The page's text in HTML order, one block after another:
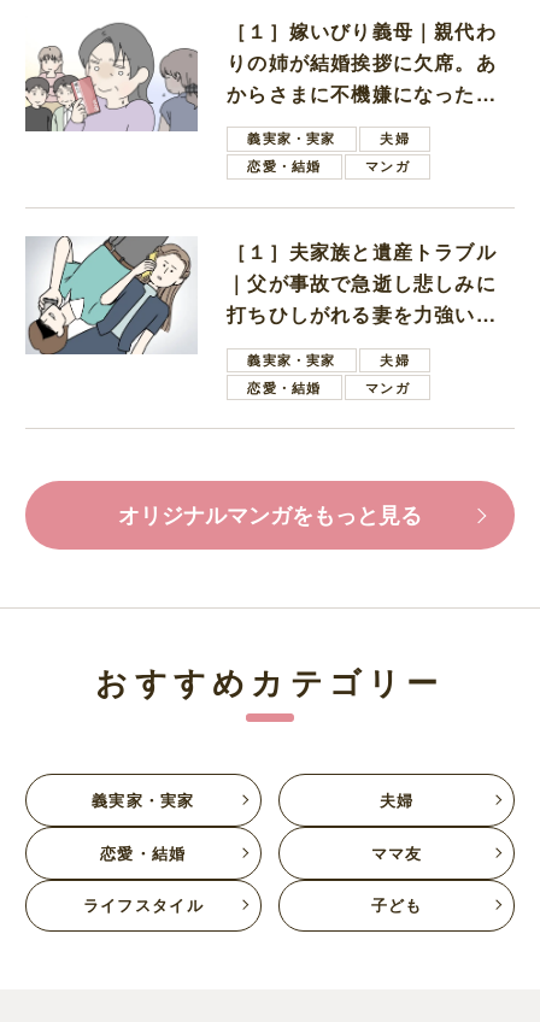
［１］嫁いびり義母｜親代わ
りの姉が結婚挨拶に欠席。あ
からさまに不機嫌になった義
母義実家・実家
夫婦
恋愛・結婚
マンガ
［１］夫家族と遺産トラブル
｜父が事故で急逝し悲しみに
打ちひしがれる妻を力強い言
葉で励ます夫
義実家・実家
夫婦
恋愛・結婚
マンガ
オリジナルマンガをもっと見る
おすすめカテゴリー
義実家・実家 夫婦
恋愛・結婚 ママ友
ライフスタイル 子ども